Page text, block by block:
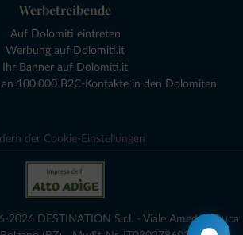
Werbetreibende
Auf Dolomiti eintreten
Werbung auf Dolomiti.it
Ihr Banner auf Dolomiti.it
100.000 B2C-Kontakte in den Dolomiten
der Cookie-Einstellungen
DESTINATION S.r.l. - Viale Amedeo Duca